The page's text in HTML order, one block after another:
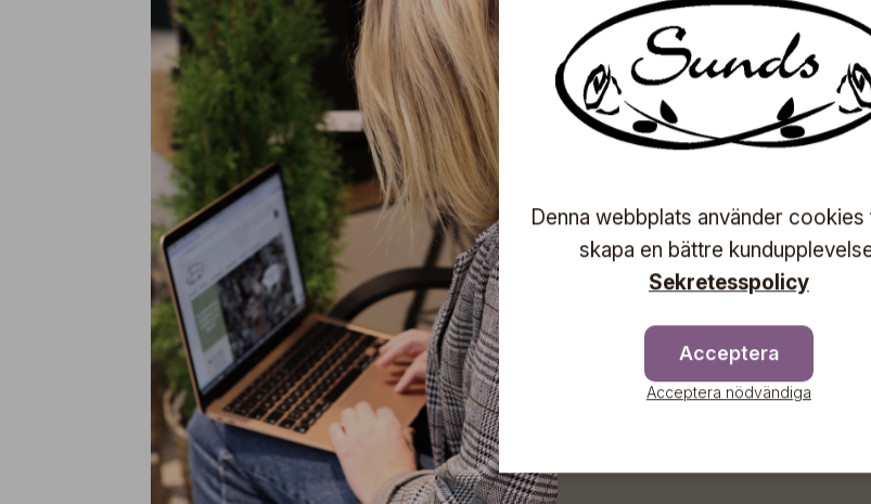
Prenumerera
de senaste
erbjudanden,
information om
direkt till din
Denna webbplats använder
skapa en bättre
Sekretesspolicy
Acceptera
Acceptera nödvändiga